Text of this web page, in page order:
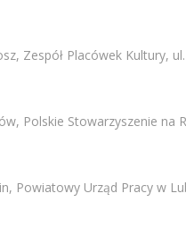
Zespół Placówek Kultury,
Polskie Stowarzyszenie na
Powiatowy Urząd Pracy w